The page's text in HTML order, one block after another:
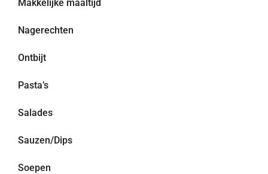
Makkelijke maaltijd
Nagerechten
Ontbijt
Pasta’s
Salades
Sauzen/Dips
Soepen